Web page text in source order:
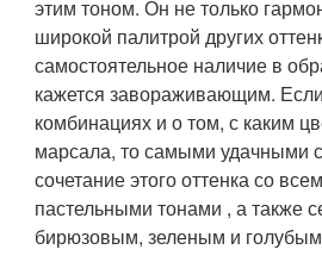
этим тоном. Он не только
широкой палитрой других
самостоятельное наличие в
кажется завораживающим.
комбинациях и о том, с каким
марсала, то самыми удачными
сочетание этого оттенка со
пастельными тонами , а также
бирюзовым, зеленым и